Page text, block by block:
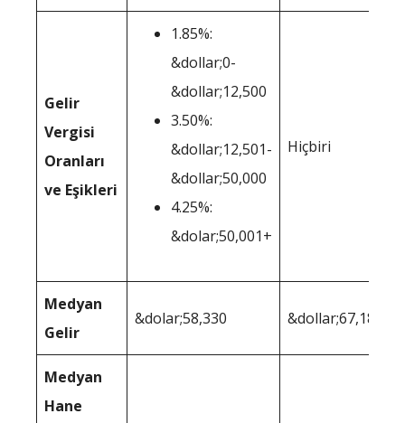
Gelir
Vergisi
Oranları
ve Eşikleri
1.85%:
&dollar;0-
&dollar;12,500
3.50%:
&dollar;12,501-
&dollar;50,000
4.25%:
&dolar;50,001+
Hiçbiri
Medyan
Gelir
&dolar;58,330 &dollar;67,180
Medyan
Hane